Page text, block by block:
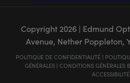
Copyright 2026| Edmund
Avenue, Nether Poppleton,
POLITIQUE DE CONFIDENTIALITÉ|
GÉNÈRALES| CONDITIONS GÉNÈRALES
ACCESSIBILITÉ